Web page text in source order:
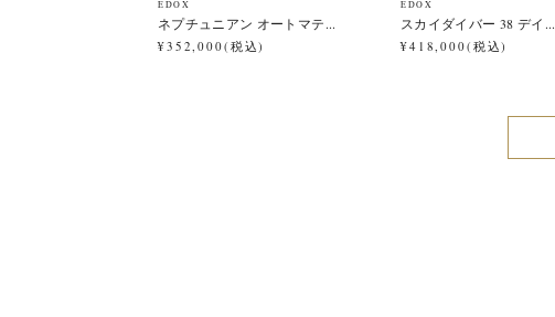
EDOX
ネプチュニアン オートマテ...
¥352,000(税込)
EDOX
スカイダイバー 38 デイ...
¥418,000(税込)